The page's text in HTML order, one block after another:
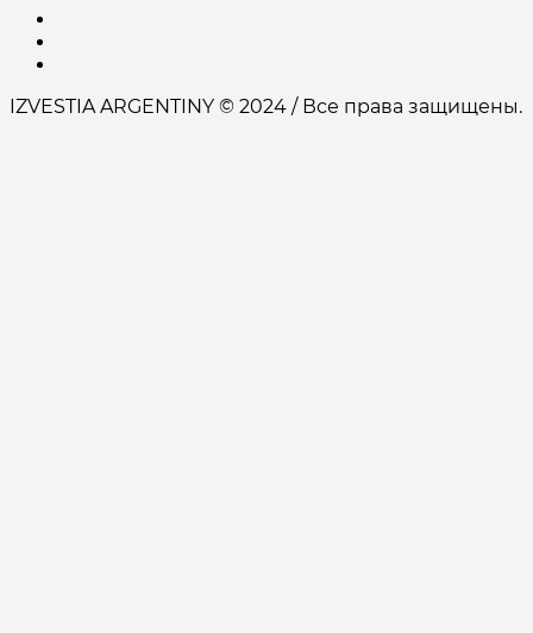
IZVESTIA ARGENTINY © 2024 / Все права защищены.